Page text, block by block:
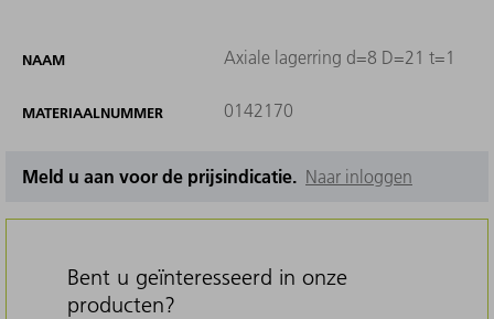
NAAM Axiale lagerring d=8 D=21 t=1
MATERIAALNUMMER 0142170
Meld u aan voor de prijsindicatie. Naar inloggen
Bent u geïnteresseerd in onze
producten?